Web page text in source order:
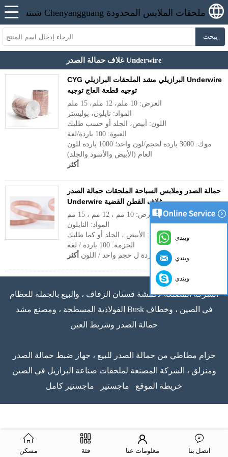
يبحث
غلاف حمالة الصدر Underwire
CYG البرازيلي مشد الملحقات البرازيلي Underwire
توجيه قطعة العاج توجيه
العرض: 10 ملم، 12 ملم، 15 ملم
المواد: نايلون، بوليستر
اللون: أبيض، الجلد أو حسب طلبك
العبوة: 100 ياردة/لفة
موك: 3000 ياردة لحجم/لون واحد؛ 1000 ياردة للون
العام (الأبيض والأسود والجلد)
أكثر
حمالة الصدر وملابس السباحة الملحقات حمالة الصدر
Underwire غلاف القطن القضية
العرض: 10 مم ، 12 مم ، 15 مم
المواد: النايلون
اللون: الأبيض ، الجلد أو كما طلبك
الحزمة: 100 ياردة / لفة
موك: 3000 ياردة ل حجم واحد / اللون
أكثر
الشركة المصنعة لأقمشة فستان الزفاف ، والبيع بالجملة للعظام
الفولاذية المسطحة ، ومصنع مشد Busk في الصين ، وخطاف
حمالة الصدر وشريط العين
حزام مطاطي من حمالة الصدر للبيع ، جهاز ضبط حمالة الصدر
ومنزلق ، الشركة المصنعة لملحقات صناعة البرازيل في الصين
خريطة الموقع
ماجستير ماجستير كامل
مسكن فئة معلومات عنا اتصل بنا
ويندي
ويندي
ويندي